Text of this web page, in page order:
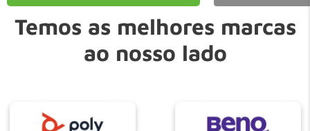
Temos as melhores marcas
ao nosso lado